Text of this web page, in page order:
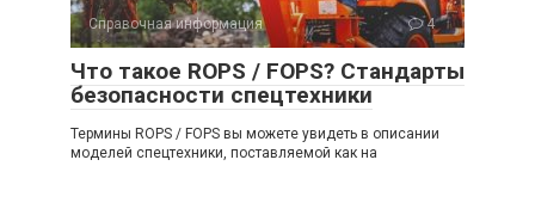
Справочная информация 4
Что такое ROPS / FOPS? Стандарты
безопасности спецтехники
Термины ROPS / FOPS вы можете увидеть в описании
моделей спецтехники, поставляемой как на